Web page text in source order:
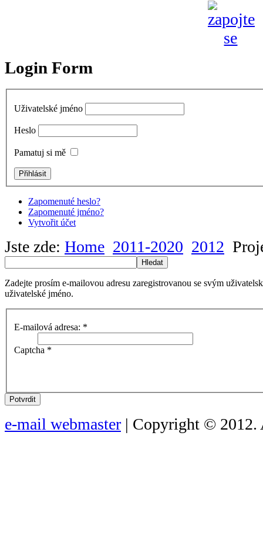
Login Form
Uživatelské jméno
Heslo
Pamatuj si mě
Zapomenuté heslo?
Zapomenuté jméno?
Vytvořit účet
Jste zde: Home 2011-2020 2012
Hledat
Zadejte prosím e-mailovou adresu zaregistrovanou se svým
uživatelské jméno.
E-mailová adresa: *
Captcha *
Potvrdit
e-mail webmaster | Copyright © 2012.